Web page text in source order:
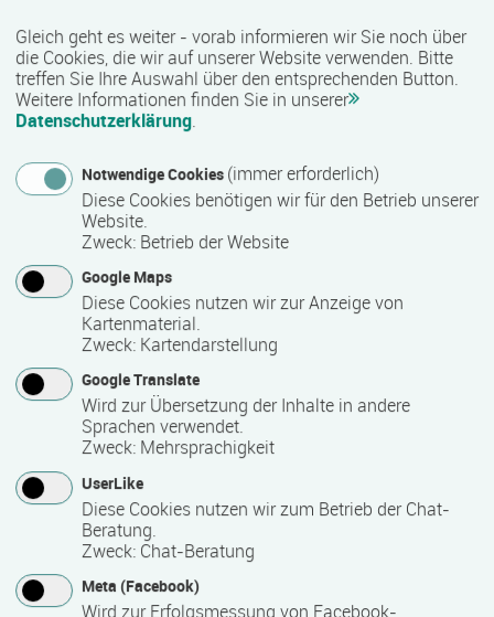
642 Stunde(n)
Termin
Anmeldeende
03.05.2027
Bemerkungen zum Termin
Montag bis Freitag: 08.00 - 15.00 Uhr
Mindest­teilnehmer­anzahl
1
Maximale Teilnehmerzahl
20
Gleich geht es weiter - vorab informieren wir Sie noch über
die Cookies, die wir auf unserer Website verwenden. Bitte
treffen Sie Ihre Auswahl über den entsprechenden Button.
Weitere Informationen finden Sie in unserer
Datenschutzerklärung.
Notwendige Cookies (immer erforderlich)
Diese Cookies benötigen wir für den Betrieb unserer
Website.
Zweck: Betrieb der Website
Google Maps
Diese Cookies nutzen wir zur Anzeige von
Kartenmaterial.
Zweck: Kartendarstellung
Google Translate
Wird zur Übersetzung der Inhalte in andere
Sprachen verwendet.
Zweck: Mehrsprachigkeit
UserLike
Diese Cookies nutzen wir zum Betrieb der Chat-
Beratung.
Zweck: Chat-Beratung
Meta (Facebook)
Wird zur Erfolgsmessung von Facebook-